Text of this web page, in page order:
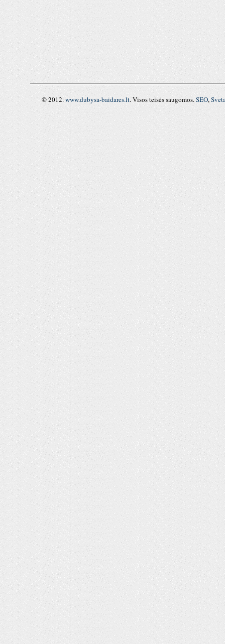
© 2012.www.dubysa-baidares.lt. Visos teisės saugomos.SEO,
RSS
FEED
,